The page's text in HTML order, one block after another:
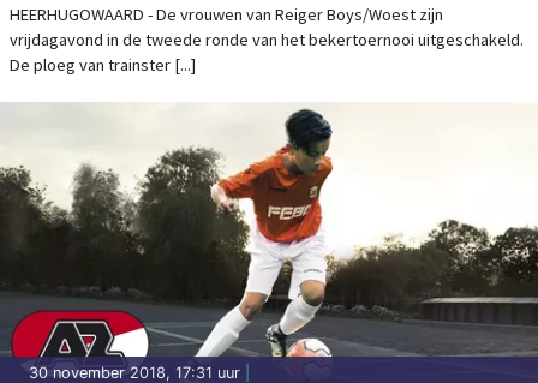
HEERHUGOWAARD - De vrouwen van Reiger Boys/Woest zijn
vrijdagavond in de tweede ronde van het bekertoernooi uitgeschakeld.
De ploeg van trainster [...]
30 november 2018, 17:31 uur